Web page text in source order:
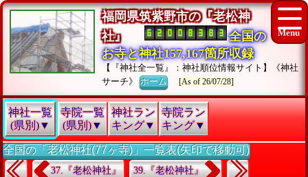
福岡県筑紫野市の『老松神
社』
全国の
お寺と神社157,167箇所収録
【『神社全一覧』：神社順位情報サイト】《神社
サーチ》ホーム [As of 26/07/28]
神社一覧
(県別)▼
寺院一覧
(県別)▼
神社ラン
キング▼
寺院ラン
キング▼
全国の「老松神社(77ヶ寺)」一覧表(矢印で移動可)
37.『老松神社』 39.『老松神社』